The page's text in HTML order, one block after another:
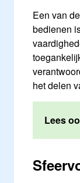
Een van
bedienen
het delen
Lees